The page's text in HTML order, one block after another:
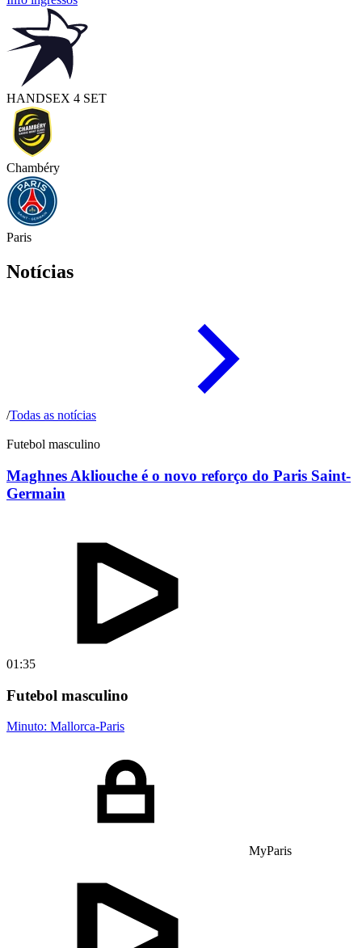
HANDSEX 4 SET
Chambéry
Paris
Notícias
/Todas as notícias
Futebol masculino
Maghnes Akliouche é o novo reforço do Paris Saint-
Germain
01:35
Futebol masculino
Minuto: Mallorca-Paris
MyParis